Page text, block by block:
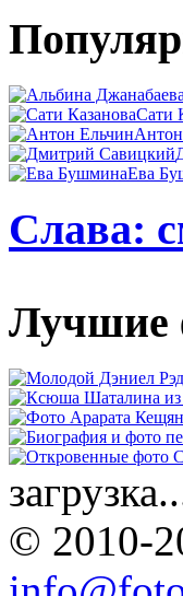
Сати
Ева
Слава:
Лучшие
© 2010-